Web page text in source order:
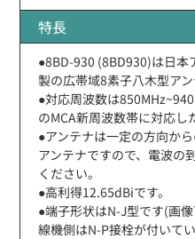
特長
●8BD-930 (8BD930)は日本
製の広帯域8素子八木型ア
●対応周波数は
のMCA新周波数帯に対応し
●アンテナは一定の方向か
アンテナですので、電波の
ください。
●高利得12.65dBiです。
●端子形状はN-J型です(画
線機側はN-P接栓が付いて